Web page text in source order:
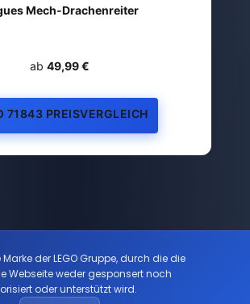
Mech-Drachenreiter
ab 49,99 €
71843 PREISVERGLEICH
Marke der LEGO Gruppe, durch die die
Webseite weder gesponsert noch
oder unterstützt wird.